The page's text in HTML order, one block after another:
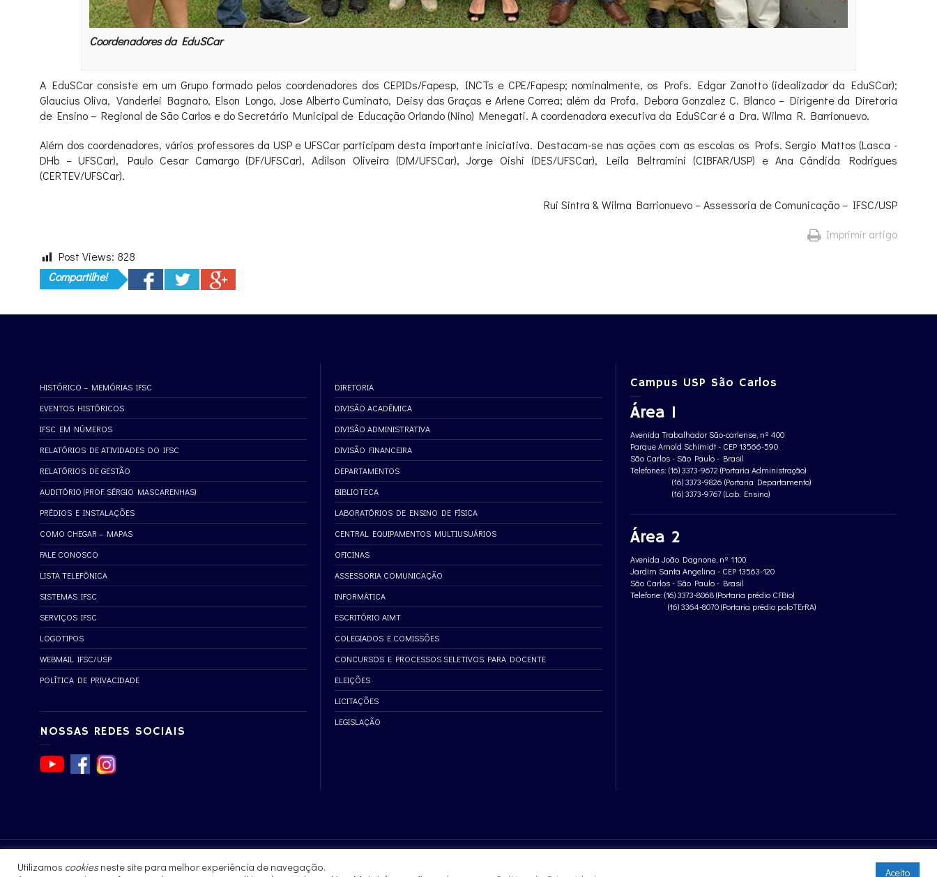
Coordenadores da EduSCar
A EduSCar consiste em um Grupo formado pelos coordenadores dos CEPIDs/Fapesp, INCTs e CPE/Fapesp; nominalmente, os Profs. Edgar Zanotto (idealizador da EduSCar);
Glaucius Oliva, Vanderlei Bagnato, Elson Longo, Jose Alberto Cuminato, Deisy das Graças e Arlene Correa; além da Profa. Debora Gonzalez C. Blanco – Dirigente da Diretoria
de Ensino – Regional de São Carlos e do Secretário Municipal de Educação Orlando (Nino) Menegati. A coordenadora executiva da EduSCar é a Dra. Wilma R. Barrionuevo.
Além dos coordenadores, vários professores da USP e UFSCar participam desta importante iniciativa. Destacam-se nas ações com as escolas os Profs. Sergio Mattos (Lasca -
DHb – UFSCar), Paulo Cesar Camargo (DF/UFSCar), Adilson Oliveira (DM/UFSCar), Jorge Oishi (DES/UFSCar), Leila Beltramini (CIBFAR/USP) e Ana Cândida Rodrigues
(CERTEV/UFSCar).
Rui Sintra & Wilma Barrionuevo – Assessoria de Comunicação – IFSC/USP
Imprimir artigo
Post Views: 828
Compartilhe!
HISTÓRICO – MEMÓRIAS IFSC
EVENTOS HISTÓRICOS
IFSC EM NÚMEROS
RELATÓRIOS DE ATIVIDADES DO IFSC
RELATÓRIOS DE GESTÃO
AUDITÓRIO (PROF. SÉRGIO MASCARENHAS)
PRÉDIOS E INSTALAÇÕES
COMO CHEGAR – MAPAS
FALE CONOSCO
LISTA TELEFÔNICA
SISTEMAS IFSC
SERVIÇOS IFSC
LOGOTIPOS
WEBMAIL IFSC/USP
POLÍTICA DE PRIVACIDADE
NOSSAS REDES SOCIAIS
DIRETORIA
DIVISÃO ACADÊMICA
DIVISÃO ADMINISTRATIVA
DIVISÃO FINANCEIRA
DEPARTAMENTOS
BIBLIOTECA
LABORATÓRIOS DE ENSINO DE FÍSICA
CENTRAL EQUIPAMENTOS MULTIUSUÁRIOS
OFICINAS
ASSESSORIA COMUNICAÇÃO
INFORMÁTICA
ESCRITÓRIO AIMT
COLEGIADOS E COMISSÕES
CONCURSOS E PROCESSOS SELETIVOS PARA DOCENTE
ELEIÇÕES
LICITAÇÕES
LEGISLAÇÃO
Campus USP São Carlos
Área 1
Avenida Trabalhador São-carlense, nº 400
Parque Arnold Schimidt - CEP 13566-590
São Carlos - São Paulo - Brasil
Telefones: (16) 3373-9672 (Portaria Administração)
(16) 3373-9826 (Portaria Departamento)
(16) 3373-9767 (Lab. Ensino)
Área 2
Avenida João Dagnone, nº 1100
Jardim Santa Angelina - CEP 13563-120
São Carlos - São Paulo - Brasil
Telefone: (16) 3373-8068 (Portaria prédio CFBio)
(16) 3364-8070 (Portaria prédio poloTErRA)
© 2017 - 2023 | Instituto de Física de São Carlos
Utilizamos cookiesneste site para melhor experiência de navegação.
Aceito